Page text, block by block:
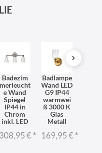
Badezim
merleucht
e Wand
Spiegel
IP44 in
Chrom
inkl. LED
308,95 €*
Badlampe
Wand LED
G9 IP44
warmwei
ß 3000 K
Glas
Metall
169,95 €*